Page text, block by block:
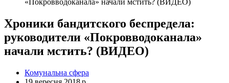
«Покровводоканала» начали мстить? (ВИДЕО)
Хроники бандитского беспредела:
руководители «Покровводоканала»
начали мстить? (ВИДЕО)
Комунальна сфера